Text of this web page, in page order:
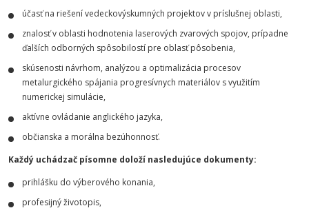
účasť na riešení vedeckovýskumných projektov v príslušnej oblasti,
znalosť v oblasti hodnotenia laserových zvarových spojov, prípadne
ďalších odborných spôsobilostí pre oblasť pôsobenia,
skúsenosti návrhom, analýzou a optimalizácia procesov
metalurgického spájania progresívnych materiálov s využitím
numerickej simulácie,
aktívne ovládanie anglického jazyka,
občianska a morálna bezúhonnosť.
Každý uchádzač písomne doloží nasledujúce dokumenty:
prihlášku do výberového konania,
profesijný životopis,